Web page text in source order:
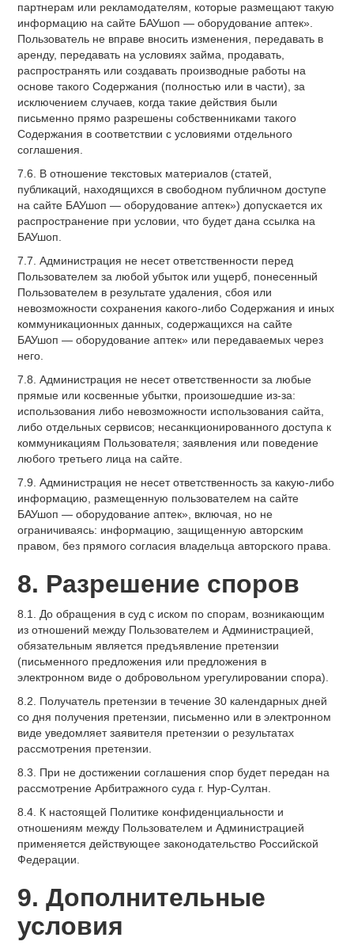
партнерам или рекламодателям, которые размещают такую
информацию на сайте БАУшоп — оборудование аптек».
Пользователь не вправе вносить изменения, передавать в
аренду, передавать на условиях займа, продавать,
распространять или создавать производные работы на
основе такого Содержания (полностью или в части), за
исключением случаев, когда такие действия были
письменно прямо разрешены собственниками такого
Содержания в соответствии с условиями отдельного
соглашения.
7.6. В отношение текстовых материалов (статей,
публикаций, находящихся в свободном публичном доступе
на сайте БАУшоп — оборудование аптек») допускается их
распространение при условии, что будет дана ссылка на
БАУшоп.
7.7. Администрация не несет ответственности перед
Пользователем за любой убыток или ущерб, понесенный
Пользователем в результате удаления, сбоя или
невозможности сохранения какого-либо Содержания и иных
коммуникационных данных, содержащихся на сайте
БАУшоп — оборудование аптек» или передаваемых через
него.
7.8. Администрация не несет ответственности за любые
прямые или косвенные убытки, произошедшие из-за:
использования либо невозможности использования сайта,
либо отдельных сервисов; несанкционированного доступа к
коммуникациям Пользователя; заявления или поведение
любого третьего лица на сайте.
7.9. Администрация не несет ответственность за какую-либо
информацию, размещенную пользователем на сайте
БАУшоп — оборудование аптек», включая, но не
ограничиваясь: информацию, защищенную авторским
правом, без прямого согласия владельца авторского права.
8. Разрешение споров
8.1. До обращения в суд с иском по спорам, возникающим
из отношений между Пользователем и Администрацией,
обязательным является предъявление претензии
(письменного предложения или предложения в
электронном виде о добровольном урегулировании спора).
8.2. Получатель претензии в течение 30 календарных дней
со дня получения претензии, письменно или в электронном
виде уведомляет заявителя претензии о результатах
рассмотрения претензии.
8.3. При не достижении соглашения спор будет передан на
рассмотрение Арбитражного суда г. Нур-Султан.
8.4. К настоящей Политике конфиденциальности и
отношениям между Пользователем и Администрацией
применяется действующее законодательство Российской
Федерации.
9. Дополнительные
условия